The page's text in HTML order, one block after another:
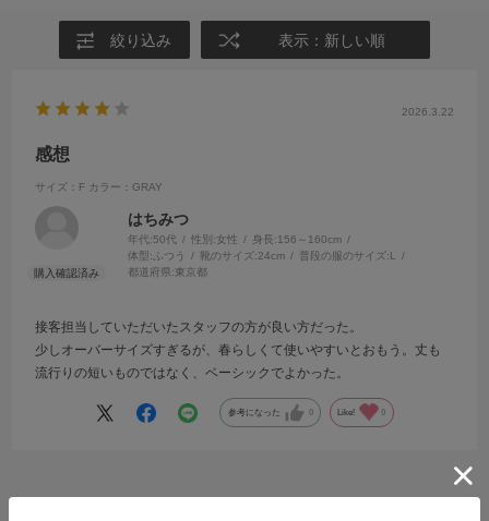
絞り込み 表示：新しい順
2026.3.22
感想
サイズ：F カラー：GRAY
はちみつ
年代:50代 性別:女性 身長:156～160cm
体型: ふつう 靴のサイズ:24cm 普段の服のサイズ:L
都道府県:東京都
接客担当していただいたスタッフの方が良い方だった。
少しオーバーサイズすぎるが、春らしくて使いやすいとおもう。丈も
流行りの短いものではなく、ベーシックでよかった。
参考になった 0 Like! 0